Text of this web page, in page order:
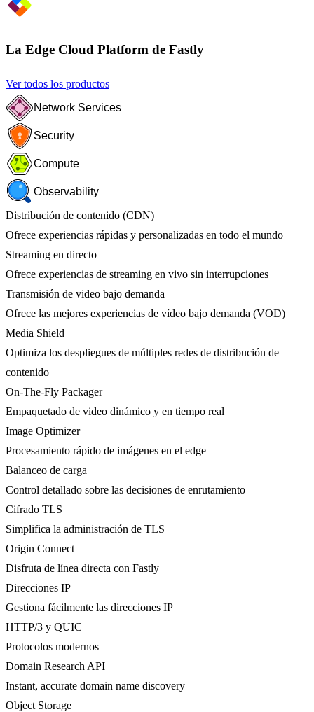
La Edge Cloud Platform de Fastly
Ver todos los productos
Network Services
Security
Compute
Observability
Distribución de contenido (CDN)
Ofrece experiencias rápidas y personalizadas en todo el mundo
Streaming en directo
Ofrece experiencias de streaming en vivo sin interrupciones
Transmisión de video bajo demanda
Ofrece las mejores experiencias de vídeo bajo demanda (VOD)
Media Shield
Optimiza los despliegues de múltiples redes de distribución de
contenido
On-The-Fly Packager
Empaquetado de video dinámico y en tiempo real
Image Optimizer
Procesamiento rápido de imágenes en el edge
Balanceo de carga
Control detallado sobre las decisiones de enrutamiento
Cifrado TLS
Simplifica la administración de TLS
Origin Connect
Disfruta de línea directa con Fastly
Direcciones IP
Gestiona fácilmente las direcciones IP
HTTP/3 y QUIC
Protocolos modernos
Domain Research API
Instant, accurate domain name discovery
Object Storage